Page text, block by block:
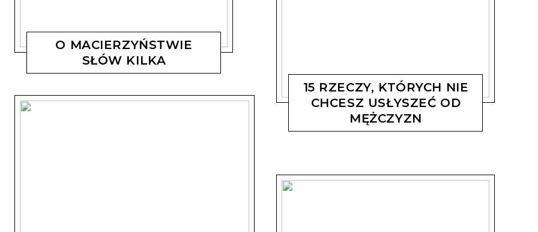
O MACIERZYŃSTWIE
SŁÓW KILKA
MAGDALENA KOSTYSZYN 19 SIERPNIA, 2019
15 RZECZY, KTÓRYCH NIE
CHCESZ USŁYSZEĆ OD
MĘŻCZYZN
MAGDALENA KOSTYSZYN 8 SIERPNIA, 2019